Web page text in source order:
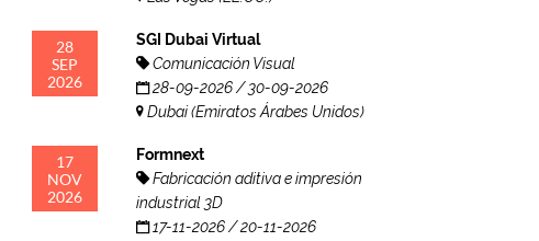
28
SEP
2026
SGI Dubai Virtual
Comunicación Visual
28-09-2026 / 30-09-2026
Dubai (Emiratos Árabes Unidos)
17
NOV
2026
Formnext
Fabricación aditiva e impresión
industrial 3D
17-11-2026 / 20-11-2026